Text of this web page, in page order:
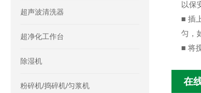
以保
■ 插
匀，
■ 将
在
超声波清洗器
超净化工作台
除湿机
粉碎机/捣碎机/匀浆机